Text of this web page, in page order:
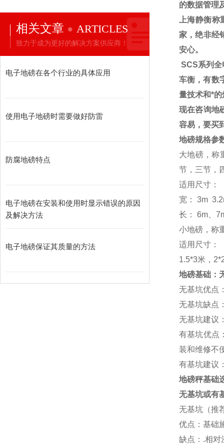
相关文章 ARTICLES
致力于成为更好的解决方案供应商！
电子地磅在各个行业的具体应用
使用电子地磅时需要做好防雷
防腐地磅特点
电子地磅在安装和使用时显示错误的原因
及解决方法
电子地磅保证其质量的方法
的数据管理
上海静衡
家，绝非经
安心。
SCS系列
车衡，有数
量技术和*
现在咨询地
容易，要买
地磅规格参
大地磅，称
节，三节，
适用尺寸：
宽：
3m
长：
6m
小地磅，称
适用尺寸：
1.5*3米，
地磅基础：
无基坑优点
无基坑缺点
无基坑建议
有基坑优点
装和维修不
有基坑建议
地磅秤基础
无基坑或有
无基坑（推
优点：基础
缺点： .相对